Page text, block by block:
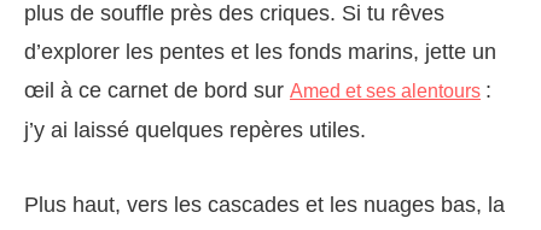
plus de souffle près des criques. Si tu rêves
d’explorer les pentes et les fonds marins, jette un
œil à ce carnet de bord sur Amed et ses alentours :
j’y ai laissé quelques repères utiles.
Plus haut, vers les cascades et les nuages bas, la